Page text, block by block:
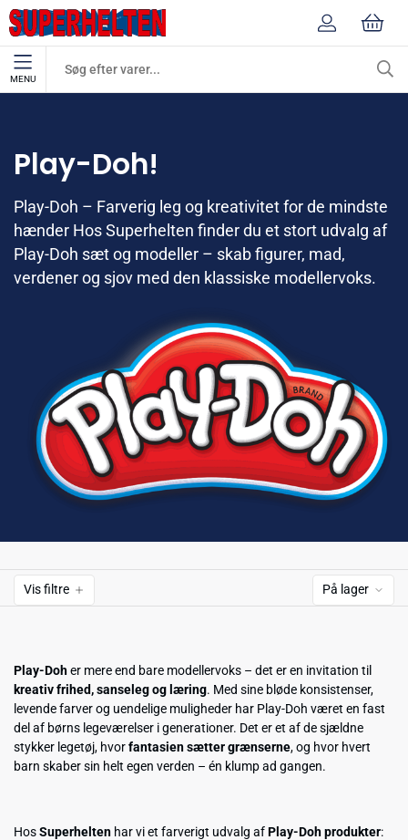
MENU
Play-Doh!
Play-Doh – Farverig leg og kreativitet for de mindste
hænder Hos Superhelten finder du et stort udvalg af
Play-Doh sæt og modeller – skab figurer, mad,
verdener og sjov med den klassiske modellervoks.
Vis filtre På lager
Play-Doher mere end bare modellervoks – det er en invitation til
kreativ frihed, sanseleg og læring. Med sine bløde konsistenser,
levende farver og uendelige muligheder har Play-Doh været en fast
del af børns legeværelser i generationer. Det er et af de sjældne
stykker legetøj, hvorfantasien sætter grænserne, og hvor hvert
barn skaber sin helt egen verden – én klump ad gangen.
HosSuperhelten har vi et farverigt udvalg afPlay-Doh produkter: